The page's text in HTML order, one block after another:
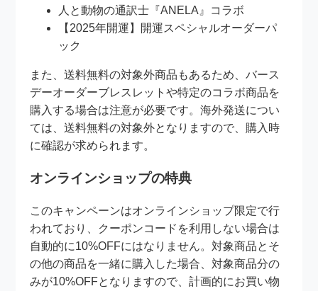
人と動物の通訳士『ANELA』コラボ
【2025年開運】開運スペシャルオーダーパ
ック
また、送料無料の対象外商品もあるため、バース
デーオーダーブレスレットや特定のコラボ商品を
購入する場合は注意が必要です。海外発送につい
ては、送料無料の対象外となりますので、購入時
に確認が求められます。
オンラインショップの特典
このキャンペーンはオンラインショップ限定で行
われており、クーポンコードを利用しない場合は
自動的に10%OFFにはなりません。対象商品とそ
の他の商品を一緒に購入した場合、対象商品分の
みが10%OFFとなりますので、計画的にお買い物